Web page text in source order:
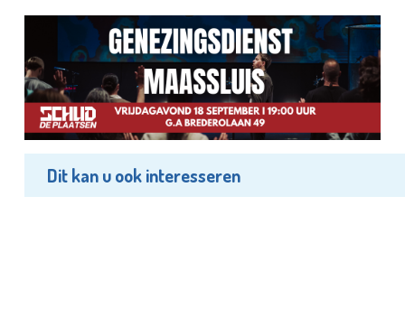
Dit kan u ook interesseren